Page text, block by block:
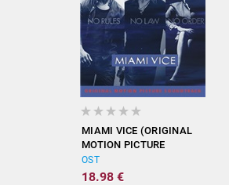
MIAMI VICE (ORIGINAL
MOTION PICTURE
SOUNDTRACK)
OST
18.98 €